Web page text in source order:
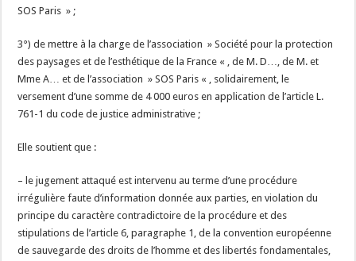
SOS Paris » ;
3°) de mettre à la charge de l’association » Société pour la protection
des paysages et de l’esthétique de la France « , de M. D…, de M. et
Mme A… et de l’association » SOS Paris « , solidairement, le
versement d’une somme de 4 000 euros en application de l’article L.
761-1 du code de justice administrative ;
Elle soutient que :
– le jugement attaqué est intervenu au terme d’une procédure
irrégulière faute d’information donnée aux parties, en violation du
principe du caractère contradictoire de la procédure et des
stipulations de l’article 6, paragraphe 1, de la convention européenne
de sauvegarde des droits de l’homme et des libertés fondamentales,